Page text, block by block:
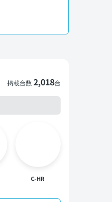
掲載台数2,018台
C-HR